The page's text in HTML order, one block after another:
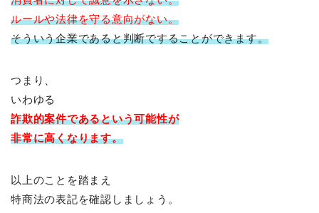
ルールや法律を守る意向がない。
そういう企業であると判断ですることができます。
つまり、
いわゆる
詐欺的案件であるという可能性が
非常に高くなります。
以上のことを踏まえ
特商法の表記を確認しましょう。